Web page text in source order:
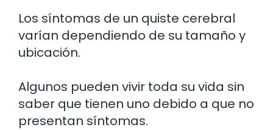
Los síntomas de un quiste cerebral
varían dependiendo de su tamaño y
ubicación.
Algunos pueden vivir toda su vida sin
saber que tienen uno debido a que no
presentan síntomas.